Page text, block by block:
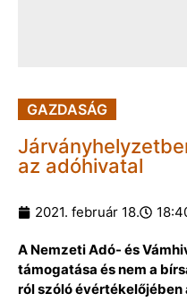
GAZDASÁG
az adóhivatal
2021. február 18.
A Nemzeti Adó- és
támogatása és nem a
ról szóló évértékelőjében